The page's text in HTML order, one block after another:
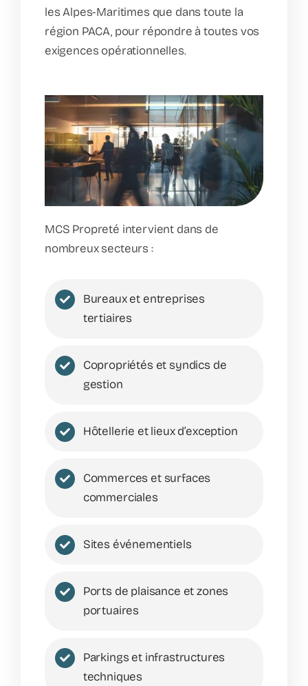
les Alpes-Maritimes que dans toute la
région PACA, pour répondre à toutes vos
exigences opérationnelles.
MCS Propreté intervient dans de
nombreux secteurs :
Bureaux et entreprises
tertiaires
Copropriétés et syndics de
gestion
Hôtellerie et lieux d’exception
Commerces et surfaces
commerciales
Sites événementiels
Ports de plaisance et zones
portuaires
Parkings et infrastructures
techniques